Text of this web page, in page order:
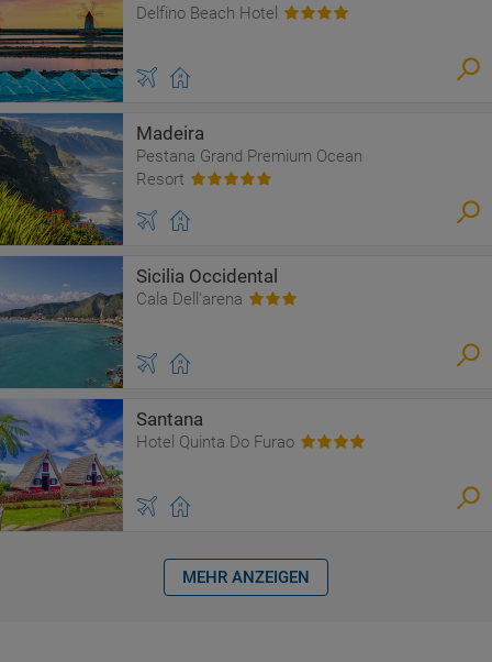
Delfino Beach Hotel
Madeira
Pestana Grand Premium Ocean
Resort
Sicilia Occidental
Cala Dell'arena
Santana
Hotel Quinta Do Furao
MEHR ANZEIGEN